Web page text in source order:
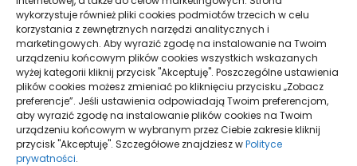
wykorzystuje również pliki cookies podmiotów trzecich w celu
korzystania z zewnętrznych narzędzi analitycznych i
marketingowych. Aby wyrazić zgodę na instalowanie na Twoim
urządzeniu końcowym plików cookies wszystkich wskazanych
wyżej kategorii kliknij przycisk "Akceptuję". Poszczególne ustawienia
plików cookies możesz zmieniać po kliknięciu przycisku „Zobacz
preferencje”. Jeśli ustawienia odpowiadają Twoim preferencjom,
aby wyrazić zgodę na instalowanie plików cookies na Twoim
urządzeniu końcowym w wybranym przez Ciebie zakresie kliknij
przycisk "Akceptuję". Szczegółowe znajdziesz wPolityce
prywatności.
lipiec 2022
czerwiec 2022
maj 2022